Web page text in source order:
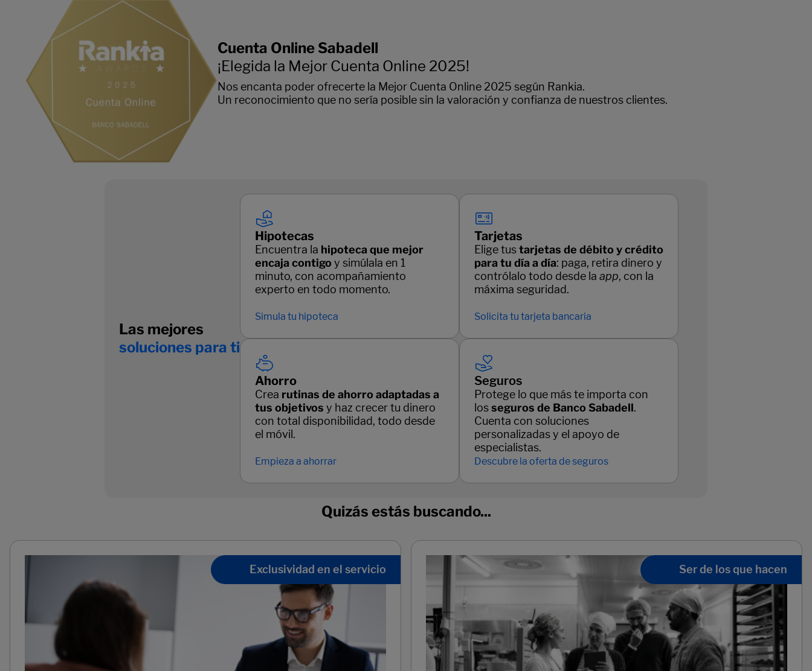
Cuenta Online Sabadell
¡Elegida la Mejor Cuenta Online 2025!
Nos encanta poder ofrecerte la Mejor Cuenta Online 2025 según Rankia.
Un reconocimiento que no sería posible sin la valoración y confianza de nuestros clientes.
Las mejores
soluciones para ti
Hipotecas
Encuentra la hipoteca que mejor
encaja contigo y simúlala en 1
minuto, con acompañamiento
experto en todo momento.
Simula tu hipoteca
Tarjetas
Elige tustarjetas de débito y crédito
para tu día a día: paga, retira dinero y
contrólalo todo desde la app, con la
máxima seguridad.
Solicita tu tarjeta bancaria
Ahorro
Crea rutinas de ahorro adaptadas a
tus objetivos y haz crecer tu dinero
con total disponibilidad, todo desde
el móvil.
Empieza a ahorrar
Seguros
Protege lo que más te importa con
losseguros de Banco Sabadell.
Cuenta con soluciones
personalizadas y el apoyo de
especialistas.
Descubre la oferta de seguros
Quizás estás buscando...
Exclusividad en el servicio Ser de los que hacen